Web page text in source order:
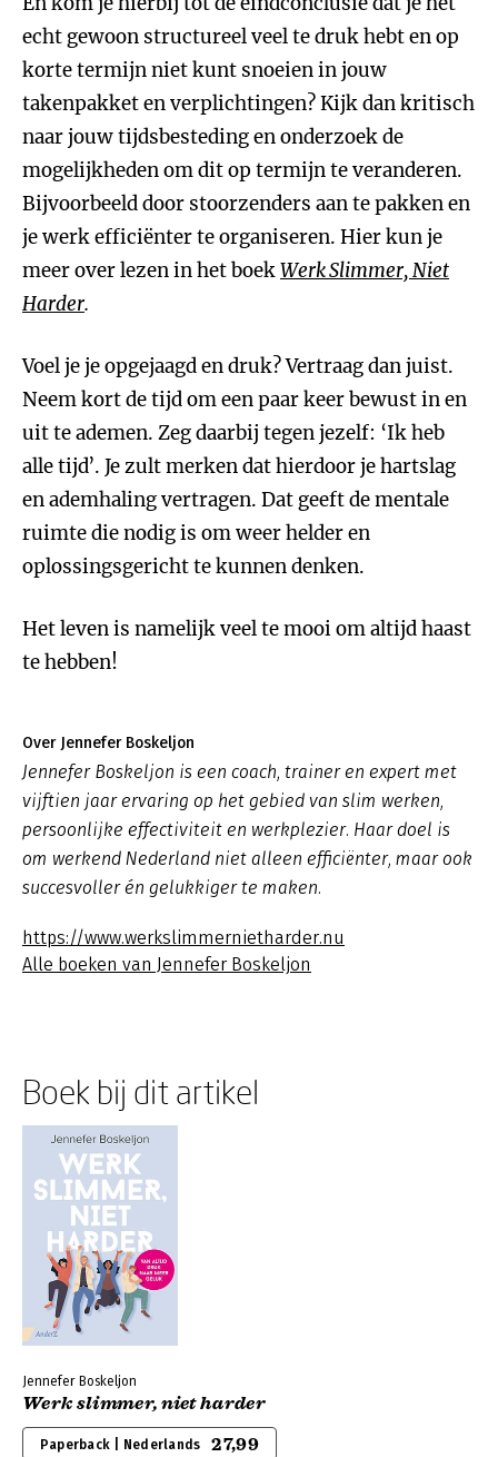
echt gewoon structureel veel te druk hebt en op
korte termijn niet kunt snoeien in jouw
takenpakket en verplichtingen? Kijk dan kritisch
naar jouw tijdsbesteding en onderzoek de
mogelijkheden om dit op termijn te veranderen.
Bijvoorbeeld door stoorzenders aan te pakken en
je werk efficiënter te organiseren. Hier kun je
meer over lezen in het boekWerk Slimmer, Niet
Harder.
Voel je je opgejaagd en druk? Vertraag dan juist.
Neem kort de tijd om een paar keer bewust in en
uit te ademen. Zeg daarbij tegen jezelf: ‘Ik heb
alle tijd’. Je zult merken dat hierdoor je hartslag
en ademhaling vertragen. Dat geeft de mentale
ruimte die nodig is om weer helder en
oplossingsgericht te kunnen denken.
Het leven is namelijk veel te mooi om altijd haast
te hebben!
Over Jennefer Boskeljon
Jennefer Boskeljon is een coach, trainer en expert met
vijftien jaar ervaring op het gebied van slim werken,
persoonlijke effectiviteit en werkplezier. Haar doel is
om werkend Nederland niet alleen efficiënter, maar ook
succesvoller én gelukkiger te maken.
https://www.werkslimmernietharder.nu
Alle boeken van Jennefer Boskeljon
Boek bij dit artikel
Jennefer Boskeljon
Werk slimmer, niet harder
Paperback | Nederlands 27,99